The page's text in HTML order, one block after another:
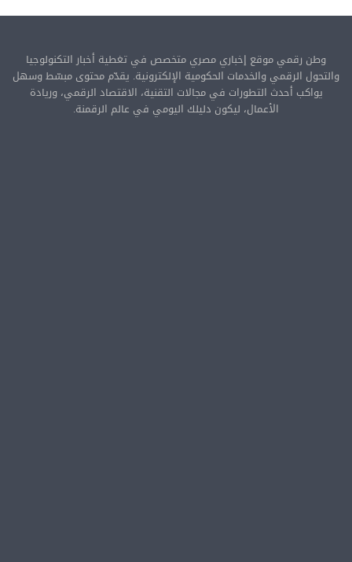
وطن رقمي موقع إخباري مصري متخصص في تغطية أخبار التكنولوجيا
والتحول الرقمي والخدمات الحكومية الإلكترونية. يقدّم محتوى مبسّط وسهل
يواكب أحدث التطورات في مجالات التقنية، الاقتصاد الرقمي، وريادة
الأعمال، ليكون دليلك اليومي في عالم الرقمنة.